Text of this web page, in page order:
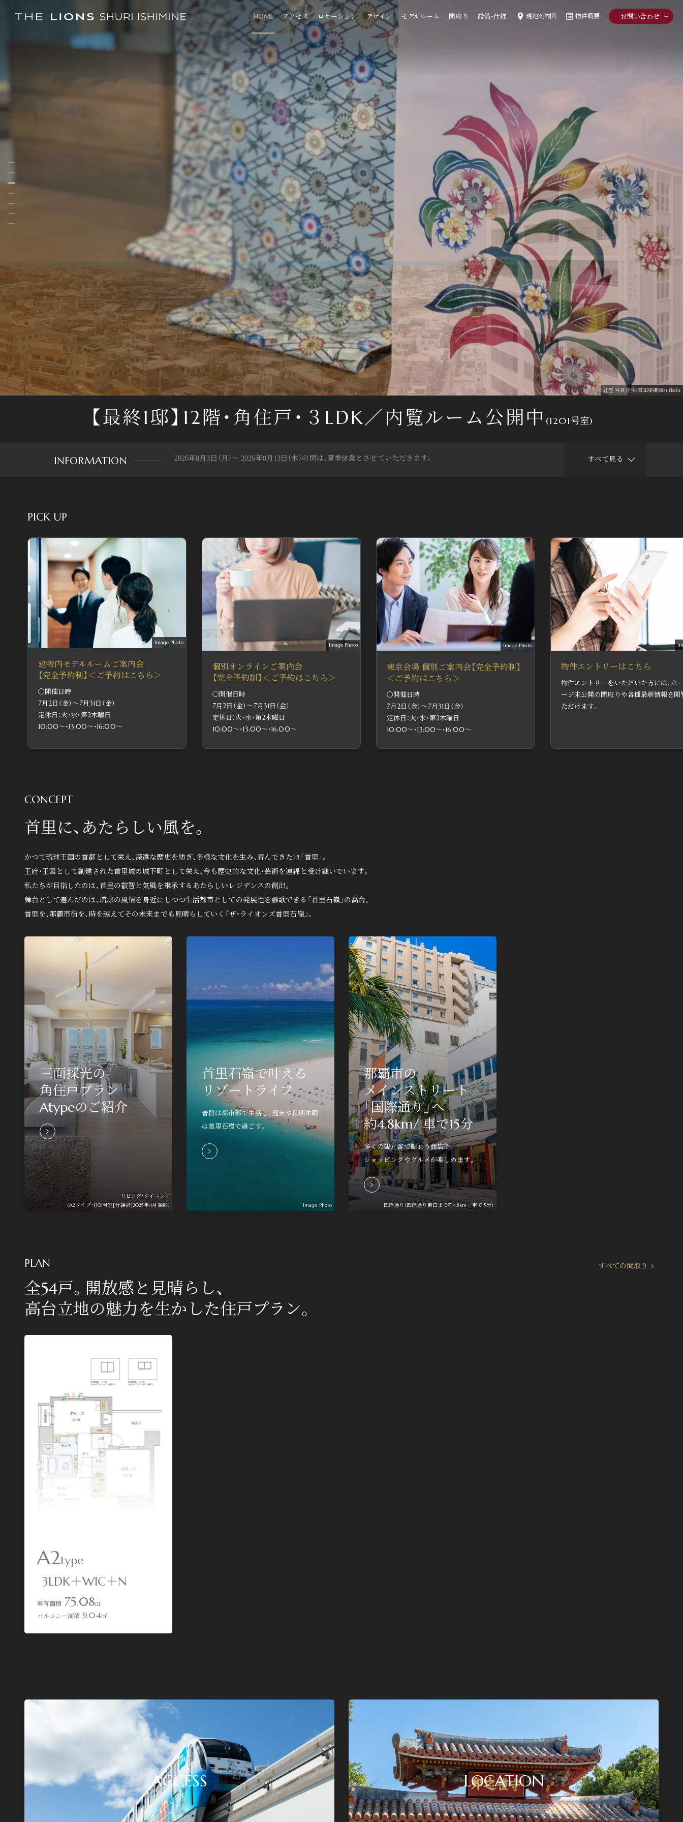
HOME アクセス ロケーション デザイン モデルルーム 間取り 設備・仕様 room 現地案内図 list_alt 物件概要 お問い合わせ
物件の最新情報や、より詳しい情報が知りたい方は
こちら。
mail
物件エントリー者さま限定ページ
マンションギャラリー見学、各種イベントのご参加
edit_calendar 来場予約
ご自宅にいながら、オンライン上で物件を分かりや
すくご案内いたします。
devices オンラインご案内会
何か気になることがございましたら、お気軽にご相談ください。
0120-117-406
■営業時間 10：00～18：00 ■定休日 火・水・第2木曜日
国営沖縄記念公園（首里城公園）約2.7km（2026年4月撮影）
紅型 写真提供：首里染織館suikara
外観（2025年4月撮影）
外観（2025年4月撮影）
現地13階より西側方面を望む（2025年9月撮影）
1301号室リビング・ダイニング（2025年4月撮影）
1301号室リビング・ダイニング（2025年4月撮影）
【最終1邸】12階・角住戸・３LDK／ 内覧ルーム公開中 (1201号室)
INFORMATION
2026年8月3日（月）～ 2026年8月13日（木）の間は、夏季休業とさせていただきます。
個別オンラインご案内会（完全予約制）
8月14日（金）～8月31日（月）
10:00～・13:00～・16:00～
東京会場 個別ご案内会【完全予約制】
8月14日（金）～8月31日（月）
10:00～・13:00～・16:00～
建物内モデルルームご案内会 〈完全予約制〉
すべて見る
PICK UP
Image Photo
建物内モデルルームご案内会
【完全予約制】＜ご予約はこちら＞
〇開催日時
7月2日（金）〜7月31日（金）
定休日：火・水・第2木曜日
10:00〜・13:00〜・16:00〜
Image Photo
個別オンラインご案内会
【完全予約制】＜ご予約はこちら＞
〇開催日時
7月2日（金）〜7月31日（金）
定休日：火・水・第2木曜日
10:00〜・13:00〜・16:00〜
Image Photo
東京会場 個別ご案内会【完全予約制】
＜ご予約はこちら＞
〇開催日時
7月2日（金）〜7月31日（金）
定休日：火・水・第2木曜日
10:00〜・13:00〜・16:00〜
物件エントリーはこちら
物件エントリーをいただいた方には、ホ
ージ未公開の間取りや各種最新情報を閲
ただけます。
CONCEPT
首里に、あたらしい風を。
かつて琉球王国の首都として栄え、深遠な歴史を紡ぎ、多様な文化を生み、育んできた地「首里」。
王府・王宮として創建された首里城の城下町として栄え、今も歴史的な文化・芸術を連綿と受け継いでいます。
私たちが目指したのは、首里の叡智と気風を継承するあたらしいレジデンスの創出。
舞台として選んだのは、琉球の風情を身近にしつつ生活都市としての発展性を謳歌できる「首里石嶺」の高台。
首里を、那覇市街を、時を越えてその未来までも見晴らしていく『ザ・ライオンズ首里石嶺』。
三面採光の
角住戸プラン
Atypeのご紹介
リビング・ダイニング
(A2タイプ・1301号室[分譲済]2025年4月撮影)
首里石嶺で叶える
リゾートライフ
普段は都市部で生活し、週末や長期休暇
は首里石嶺で過ごす。
Image Photo
那覇市の
メインストリート
「国際通り」へ
約4.8km/ 車で15分
多くの観光客で賑わう商店街。
ショッピングやグルメが楽しめます。
国際通り（国際通り東口まで約4.8km／車で15分）
PLAN
全54戸。開放感と見晴らし、
高台立地の魅力を生かした住戸プラン。
A2type
3LDK＋WIC＋N
専有面積 75.08㎡
バルコニー面積 9.04㎡
すべての間取り
ACCESS LOCATION